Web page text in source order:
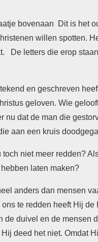
bovenaan Dit is het
willen spotten.
De letters die erop
en geschreven
geloven. Wie
nu dat de man die
aan een kruis
toch niet meer redden?
laten maken?
anders dan mensen
te redden heeft Hij
de duivel en de mensen
deed het niet. Omdat